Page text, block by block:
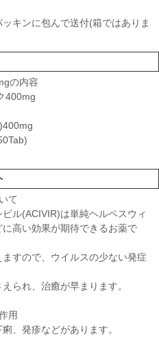
キンに包んで送付(箱ではありま
の内容
400mg
て
ル(ACIVIR)は単純ヘルペスウィ
高い効果が期待できるお薬で
すので、ウイルスの少ない発症
られ、治癒が早まります。
用
、発疹などがあります。